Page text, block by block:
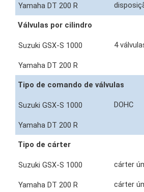
Válvulas por cilindro
4
Tipo de comando de válvulas
DOHC
Tipo de cárter
cárter
cárter